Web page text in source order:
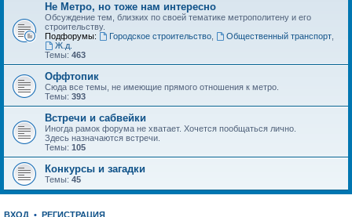
Не Метро, но тоже нам интересно
Обсуждение тем, близких по своей тематике метрополитену и его
строительству.
Подфорумы:
Городское строительство, Общественный транспорт,
Ж.д.
Темы: 463
Оффтопик
Сюда все темы, не имеющие прямого отношения к метро.
Темы: 393
Встречи и сабвейки
Иногда рамок форума не хватает. Хочется пообщаться лично.
Здесь назначаются встречи.
Темы: 105
Конкурсы и загадки
Темы: 45
ВХОД • РЕГИСТРАЦИЯ